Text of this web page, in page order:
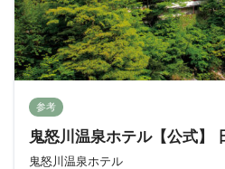
参考
鬼怒川温泉ホテル【公式】
鬼怒川温泉ホテル